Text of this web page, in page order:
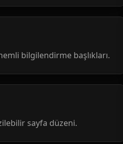
bilgilendirme başlıkları.
sayfa düzeni.